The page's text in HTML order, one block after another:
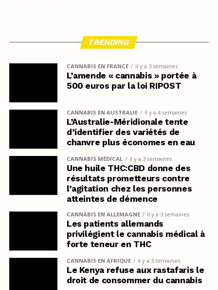
TRENDING
CANNABIS EN FRANCE il y a 3 semaines
L’amende « cannabis » portée à
500 euros par la loi RIPOST
CANNABIS EN AUSTRALIE il y a 4 semaines
L’Australie-Méridionale tente
d’identifier des variétés de
chanvre plus économes en eau
CANNABIS MÉDICAL il y a 3 semaines
Une huile THC:CBD donne des
résultats prometteurs contre
l’agitation chez les personnes
atteintes de démence
CANNABIS EN ALLEMAGNE il y a 3 semaines
Les patients allemands
privilégient le cannabis médical à
forte teneur en THC
CANNABIS EN AFRIQUE il y a 3 semaines
Le Kenya refuse aux rastafaris le
droit de consommer du cannabis